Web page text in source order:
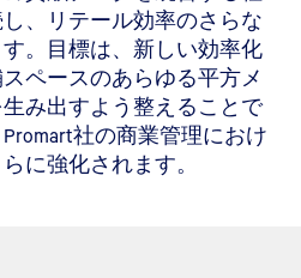
、リテール効率のさらな
。目標は、新しい効率化
ペースのあらゆる平方メ
み出すよう整えることで
社の商業管理におけ
に強化されます。